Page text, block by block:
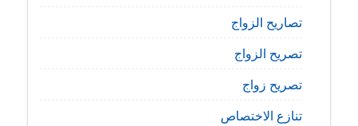
تصاريح الزواج
تصريح الزواج
تصريح زواج
تنازع الاختصاص